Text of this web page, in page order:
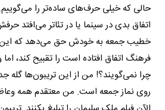
حالی که خیلی حرف‌های ساده‌تر را
اتفاق بدی در سینما یا در تئاتر می‌افتد
خطیب جمعه به خودش حق می‌دهد که این
فرهنگ اتفاق افتاده است را تقبیح کند،
چرا نمی‌گویند؟! من از این تریبون‌ها
روی نماز جمعه است. من معتقدم همه